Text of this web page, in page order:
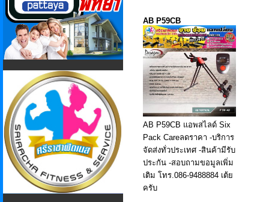
AB P59CB
AB P59CB แอพสไลด์ Six
Pack Careลดราคา -บริการ
จัดส่งทั่วประเทศ -สินค้ามีรับ
ประกัน -สอบถามขอมูลเพิ่ม
เติม โทร.086-9488884 เต้ย
ครับ